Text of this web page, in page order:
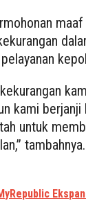
kami
untuk
tambahnya.